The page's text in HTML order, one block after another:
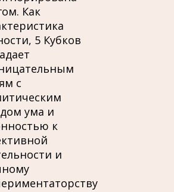
Как
5 Кубков
с
ума и
к
и